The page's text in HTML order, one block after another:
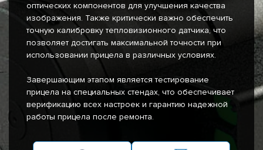
оптических компонентов для улучшения качества
изображения. Также критически важно обеспечить
точную калибровку тепловизионного датчика, что
позволяет достигать максимальной точности при
использовании прицела в различных условиях.
Завершающим этапом является тестирование
прицела на специальных стендах, что обеспечивает
верификацию всех настроек и гарантию надежной
работы прицела после ремонта.